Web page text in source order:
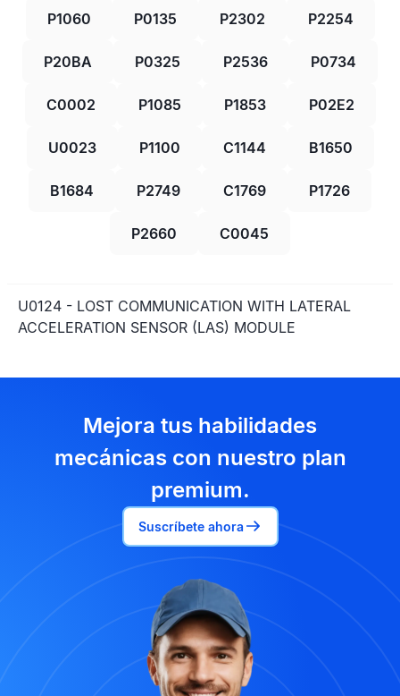
P1060 P0135 P2302 P2254
P20BA P0325 P2536 P0734
C0002 P1085 P1853 P02E2
U0023 P1100 C1144 B1650
B1684 P2749 C1769 P1726
P2660 C0045
U0124 - LOST COMMUNICATION WITH LATERAL
ACCELERATION SENSOR (LAS) MODULE
Mejora tus habilidades
mecánicas con nuestro plan
premium.
Suscríbete ahora